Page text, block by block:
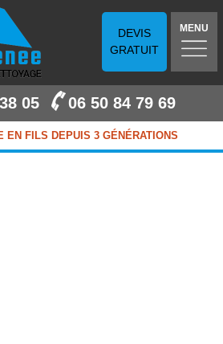
DEVIS
GRATUIT
MENU
05 06 50 84 79 69
EN FILS DEPUIS 3 GÉNÉRATIONS